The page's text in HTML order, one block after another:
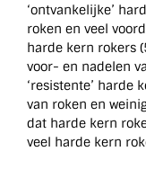
‘ontvankelijke’
roken en veel
harde kern rokers
voor- en nadelen
‘resistente’ harde
van roken en
dat harde kern
veel harde kern